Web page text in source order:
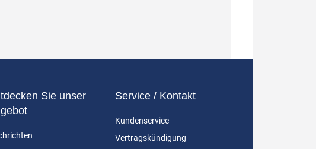
Sie unser
Service / Kontakt
Kundenservice
Vertragskündigung